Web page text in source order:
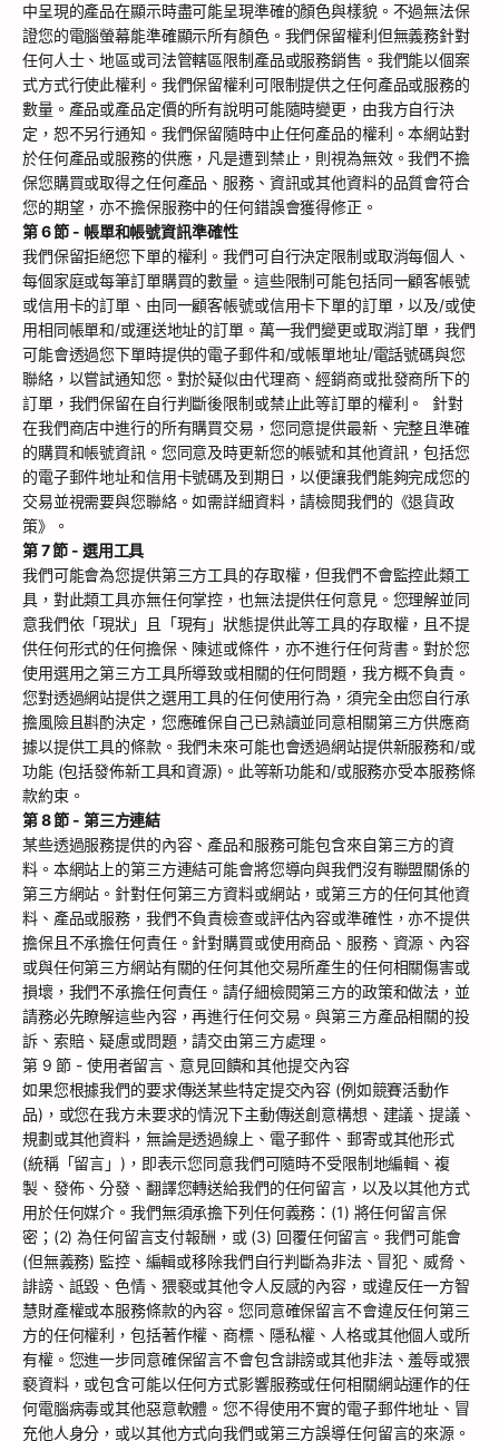
中呈現的產品在顯示時盡可能呈現準確的顏色與樣貌。不過無法保
證您的電腦螢幕能準確顯示所有顏色。我們保留權利但無義務針對
任何人士、地區或司法管轄區限制產品或服務銷售。我們能以個案
式方式行使此權利。我們保留權利可限制提供之任何產品或服務的
數量。產品或產品定價的所有說明可能隨時變更，由我方自行決
定，恕不另行通知。我們保留隨時中止任何產品的權利。本網站對
於任何產品或服務的供應，凡是遭到禁止，則視為無效。我們不擔
保您購買或取得之任何產品、服務、資訊或其他資料的品質會符合
您的期望，亦不擔保服務中的任何錯誤會獲得修正。
第 6 節 - 帳單和帳號資訊準確性
我們保留拒絕您下單的權利。我們可自行決定限制或取消每個人、
每個家庭或每筆訂單購買的數量。這些限制可能包括同一顧客帳號
或信用卡的訂單、由同一顧客帳號或信用卡下單的訂單，以及/或使
用相同帳單和/或運送地址的訂單。萬一我們變更或取消訂單，我們
可能會透過您下單時提供的電子郵件和/或帳單地址/電話號碼與您
聯絡，以嘗試通知您。對於疑似由代理商、經銷商或批發商所下的
訂單，我們保留在自行判斷後限制或禁止此等訂單的權利。 針對
在我們商店中進行的所有購買交易，您同意提供最新、完整且準確
的購買和帳號資訊。您同意及時更新您的帳號和其他資訊，包括您
的電子郵件地址和信用卡號碼及到期日，以便讓我們能夠完成您的
交易並視需要與您聯絡。如需詳細資料，請檢閱我們的《退貨政
策》。
第 7 節 - 選用工具
我們可能會為您提供第三方工具的存取權，但我們不會監控此類工
具，對此類工具亦無任何掌控，也無法提供任何意見。您理解並同
意我們依「現狀」且「現有」狀態提供此等工具的存取權，且不提
供任何形式的任何擔保、陳述或條件，亦不進行任何背書。對於您
使用選用之第三方工具所導致或相關的任何問題，我方概不負責。
您對透過網站提供之選用工具的任何使用行為，須完全由您自行承
擔風險且斟酌決定，您應確保自己已熟讀並同意相關第三方供應商
據以提供工具的條款。我們未來可能也會透過網站提供新服務和/或
功能 (包括發佈新工具和資源)。此等新功能和/或服務亦受本服務條
款約束。
第 8 節 - 第三方連結
某些透過服務提供的內容、產品和服務可能包含來自第三方的資
料。本網站上的第三方連結可能會將您導向與我們沒有聯盟關係的
第三方網站。針對任何第三方資料或網站，或第三方的任何其他資
料、產品或服務，我們不負責檢查或評估內容或準確性，亦不提供
擔保且不承擔任何責任。針對購買或使用商品、服務、資源、內容
或與任何第三方網站有關的任何其他交易所產生的任何相關傷害或
損壞，我們不承擔任何責任。請仔細檢閱第三方的政策和做法，並
請務必先瞭解這些內容，再進行任何交易。與第三方產品相關的投
訴、索賠、疑慮或問題，請交由第三方處理。
第 9 節 - 使用者留言、意見回饋和其他提交內容
如果您根據我們的要求傳送某些特定提交內容 (例如競賽活動作
品)，或您在我方未要求的情況下主動傳送創意構想、建議、提議、
規劃或其他資料，無論是透過線上、電子郵件、郵寄或其他形式
(統稱「留言」)，即表示您同意我們可隨時不受限制地編輯、複
製、發佈、分發、翻譯您轉送給我們的任何留言，以及以其他方式
用於任何媒介。我們無須承擔下列任何義務：(1) 將任何留言保
密；(2) 為任何留言支付報酬，或 (3) 回覆任何留言。我們可能會
(但無義務) 監控、編輯或移除我們自行判斷為非法、冒犯、威脅、
誹謗、詆毀、色情、猥褻或其他令人反感的內容，或違反任一方智
慧財產權或本服務條款的內容。您同意確保留言不會違反任何第三
方的任何權利，包括著作權、商標、隱私權、人格或其他個人或所
有權。您進一步同意確保留言不會包含誹謗或其他非法、羞辱或猥
褻資料，或包含可能以任何方式影響服務或任何相關網站運作的任
何電腦病毒或其他惡意軟體。您不得使用不實的電子郵件地址、冒
充他人身分，或以其他方式向我們或第三方誤導任何留言的來源。